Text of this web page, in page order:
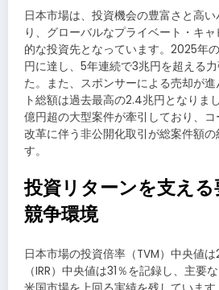
日本市場は、投資機会の豊富さと高
り、グローバルなプライベート・キ
的な投資先となっています。2025年
円に達し、5年連続で3兆円を超える
た。また、スポンサーによる売却が
ト総額は過去最高の2.4兆円となりま
億円超の大型案件が牽引しており、
改革に伴う非公開化取引が総案件額の
す。
投資リターンを支え
競争環境
日本市場の投資倍率（TVM）中央値
（IRR）中央値は31％を記録し、主要